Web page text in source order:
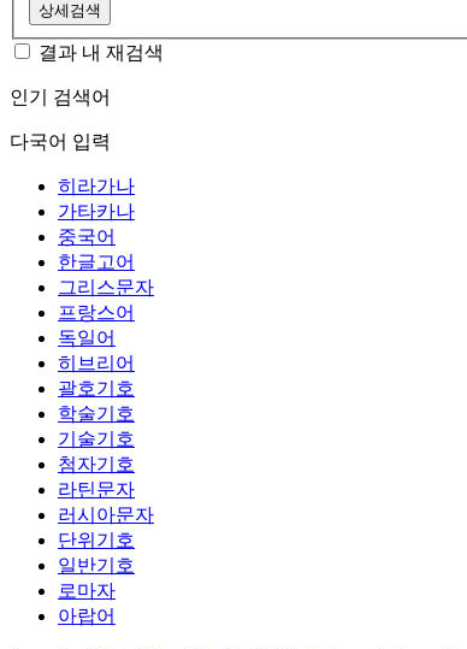
상세검색
결과 내 재검색
인기 검색어
다국어 입력
히라가나
가타카나
중국어
한글고어
그리스문자
프랑스어
독일어
히브리어
괄호기호
학술기호
기술기호
첨자기호
라틴문자
러시아문자
단위기호
일반기호
로마자
아랍어